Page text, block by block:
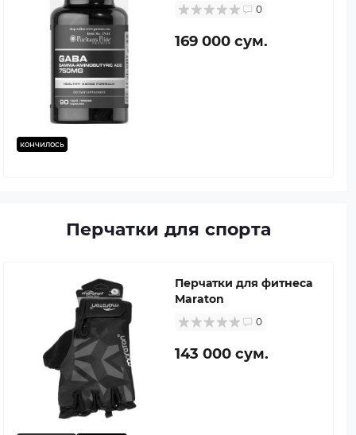
кончилось
0
169 000 сум.
Перчатки для спорта
Перчатки для фитнеса
Maraton
0
143 000 сум.